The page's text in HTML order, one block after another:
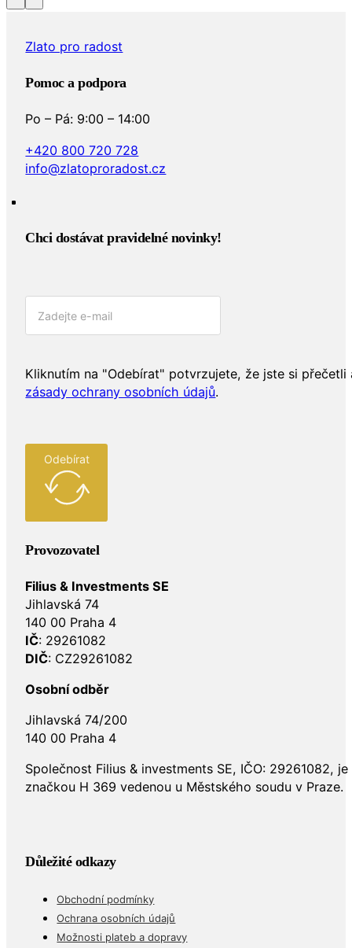
Zlato pro radost
Pomoc a podpora
Po – Pá: 9:00 – 14:00
+420 800 720 728
info@zlatoproradost.cz
Chci dostávat pravidelné novinky!​
Kliknutím na "Odebírat" potvrzujete, že jste si přečetli
zásady ochrany osobních údajů.
Odebírat
Provozovatel
Filius & Investments SE
Jihlavská 74
140 00 Praha 4
IČ: 29261082
DIČ: CZ29261082
Osobní odběr
Jihlavská 74/200
140 00 Praha 4
Společnost Filius & investments SE, IČO: 29261082,
značkou H 369 vedenou u Městského soudu v Praze.
Důležité odkazy
Obchodní podmínky
Ochrana osobních údajů
Možnosti plateb a dopravy